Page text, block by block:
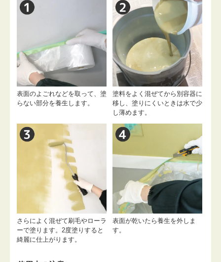
表面のよごれなどを取って、塗
らない部分を養生します。
塗料をよく混ぜてから別容器に
移し、塗りにくいときは水で少
し薄めます。
さらによく混ぜて刷毛やローラ
ーで塗ります。2度塗りすると
綺麗に仕上がります。
表面が乾いたら養生を外しま
す。